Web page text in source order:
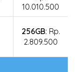
10.010.500
256GB: Rp.
2.809.500